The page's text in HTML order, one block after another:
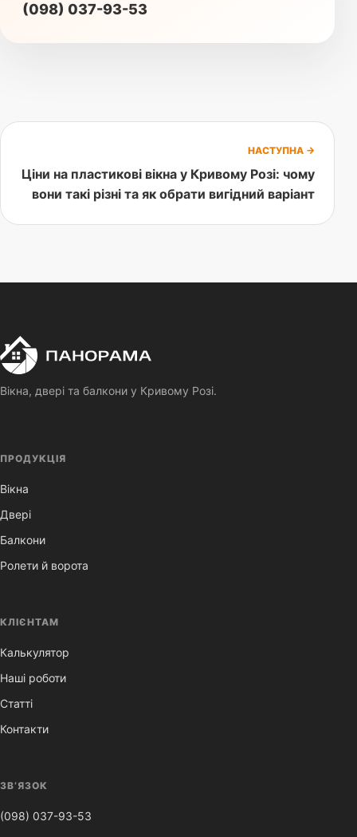
(098) 037-93-53
НАСТУПНА →
Ціни на пластикові вікна у Кривому Розі: чому
вони такі різні та як обрати вигідний варіант
П
Панорама
Вікна, двері та балкони у Кривому Розі.
ПРОДУКЦІЯ
Вікна
Двері
Балкони
Ролети й ворота
КЛІЄНТАМ
Калькулятор
Наші роботи
Статті
Контакти
ЗВ’ЯЗОК
(098) 037-93-53